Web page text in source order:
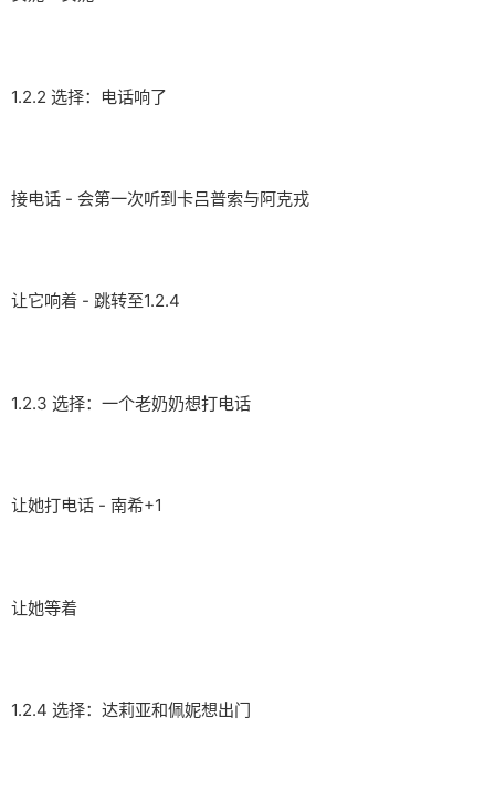
1.2.2 选择：电话响了
接电话 - 会第一次听到卡吕普索与阿克戎
让它响着 - 跳转至1.2.4
1.2.3 选择：一个老奶奶想打电话
让她打电话 - 南希+1
让她等着
1.2.4 选择：达莉亚和佩妮想出门